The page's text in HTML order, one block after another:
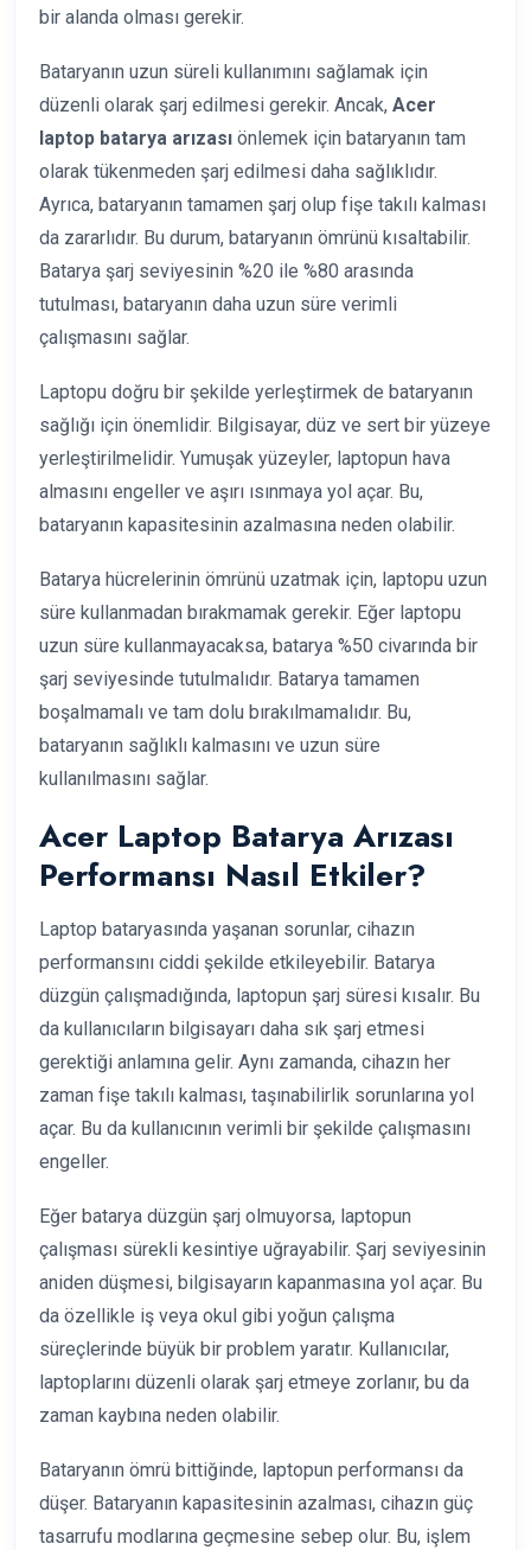
bir alanda olması gerekir.
Bataryanın uzun süreli kullanımını sağlamak için
düzenli olarak şarj edilmesi gerekir. Ancak, Acer
laptop batarya arızası önlemek için bataryanın tam
olarak tükenmeden şarj edilmesi daha sağlıklıdır.
Ayrıca, bataryanın tamamen şarj olup fişe takılı kalması
da zararlıdır. Bu durum, bataryanın ömrünü kısaltabilir.
Batarya şarj seviyesinin %20 ile %80 arasında
tutulması, bataryanın daha uzun süre verimli
çalışmasını sağlar.
Laptopu doğru bir şekilde yerleştirmek de bataryanın
sağlığı için önemlidir. Bilgisayar, düz ve sert bir yüzeye
yerleştirilmelidir. Yumuşak yüzeyler, laptopun hava
almasını engeller ve aşırı ısınmaya yol açar. Bu,
bataryanın kapasitesinin azalmasına neden olabilir.
Batarya hücrelerinin ömrünü uzatmak için, laptopu uzun
süre kullanmadan bırakmamak gerekir. Eğer laptopu
uzun süre kullanmayacaksa, batarya %50 civarında bir
şarj seviyesinde tutulmalıdır. Batarya tamamen
boşalmamalı ve tam dolu bırakılmamalıdır. Bu,
bataryanın sağlıklı kalmasını ve uzun süre
kullanılmasını sağlar.
Acer Laptop Batarya Arızası
Performansı Nasıl Etkiler?
Laptop bataryasında yaşanan sorunlar, cihazın
performansını ciddi şekilde etkileyebilir. Batarya
düzgün çalışmadığında, laptopun şarj süresi kısalır. Bu
da kullanıcıların bilgisayarı daha sık şarj etmesi
gerektiği anlamına gelir. Aynı zamanda, cihazın her
zaman fişe takılı kalması, taşınabilirlik sorunlarına yol
açar. Bu da kullanıcının verimli bir şekilde çalışmasını
engeller.
Eğer batarya düzgün şarj olmuyorsa, laptopun
çalışması sürekli kesintiye uğrayabilir. Şarj seviyesinin
aniden düşmesi, bilgisayarın kapanmasına yol açar. Bu
da özellikle iş veya okul gibi yoğun çalışma
süreçlerinde büyük bir problem yaratır. Kullanıcılar,
laptoplarını düzenli olarak şarj etmeye zorlanır, bu da
zaman kaybına neden olabilir.
Bataryanın ömrü bittiğinde, laptopun performansı da
düşer. Bataryanın kapasitesinin azalması, cihazın güç
tasarrufu modlarına geçmesine sebep olur. Bu, işlem